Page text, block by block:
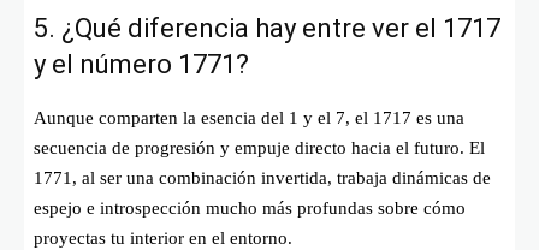
5. ¿Qué diferencia hay entre ver el 1717
y el número 1771?
Aunque comparten la esencia del 1 y el 7, el 1717 es una
secuencia de progresión y empuje directo hacia el futuro. El
1771, al ser una combinación invertida, trabaja dinámicas de
espejo e introspección mucho más profundas sobre cómo
proyectas tu interior en el entorno.